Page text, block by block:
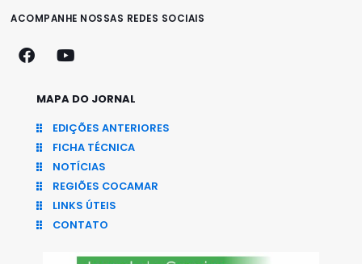
ACOMPANHE NOSSAS REDES SOCIAIS
MAPA DO JORNAL
EDIÇÕES ANTERIORES
FICHA TÉCNICA
NOTÍCIAS
REGIÕES COCAMAR
LINKS ÚTEIS
CONTATO